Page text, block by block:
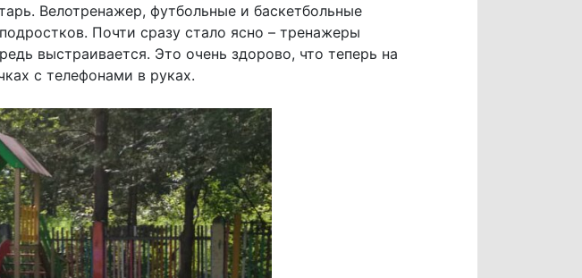
Велотренажер, футбольные и баскетбольные
Почти сразу стало ясно – тренажеры
выстраивается. Это очень здорово, что теперь на
с телефонами в руках.